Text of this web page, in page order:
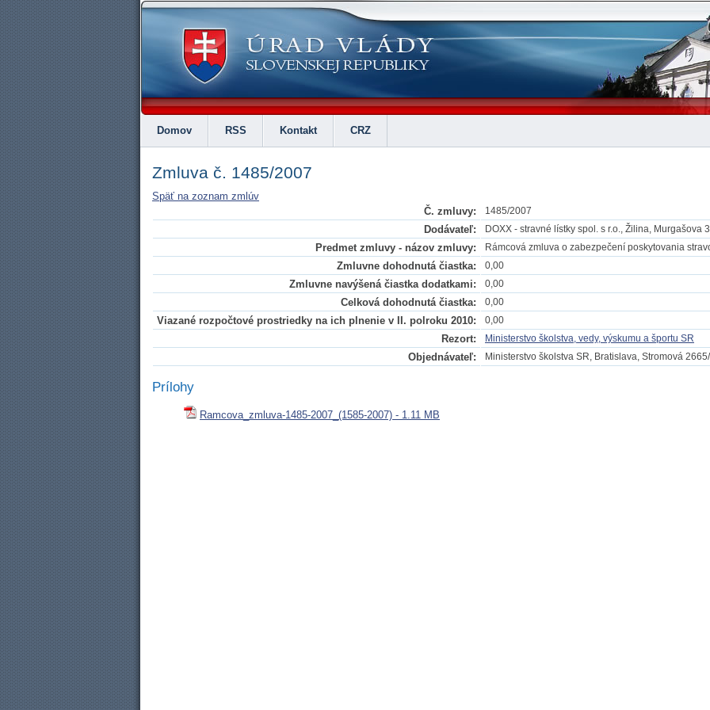
Domov RSS Kontakt CRZ
Zmluva č. 1485/2007
Späť na zoznam zmlúv
Č. zmluvy:
1485/2007
Dodávateľ: DOXX - stravné lístky spol. s r.o., Žilina, Murgašova 3
Predmet zmluvy - názov zmluvy: Rámcová zmluva o zabezpečení poskytovania
Zmluvne dohodnutá čiastka: 0,00
Zmluvne navýšená čiastka dodatkami: 0,00
Celková dohodnutá čiastka: 0,00
Viazané rozpočtové prostriedky na ich plnenie v II. polroku 2010: 0,00
Rezort: Ministerstvo školstva, vedy, výskumu a športu SR
Objednávateľ: Ministerstvo školstva SR, Bratislava, Stromová
Prílohy
Ramcova_zmluva-1485-2007_(1585-2007) - 1.11 MB